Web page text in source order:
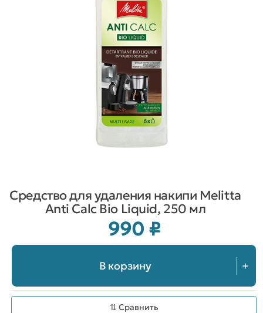
Средство для удаления накипи Melitta
Anti Calc Bio Liquid, 250 мл
990 ₽
+
В корзину
⇅ Сравнить